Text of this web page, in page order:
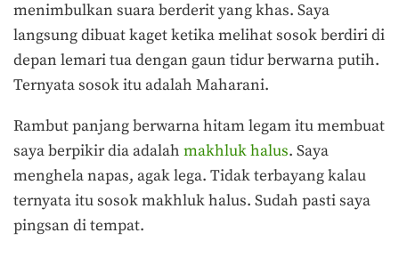
menimbulkan suara berderit yang khas. Saya
langsung dibuat kaget ketika melihat sosok berdiri di
depan lemari tua dengan gaun tidur berwarna putih.
Ternyata sosok itu adalah Maharani.
Rambut panjang berwarna hitam legam itu membuat
saya berpikir dia adalah makhluk halus. Saya
menghela napas, agak lega. Tidak terbayang kalau
ternyata itu sosok makhluk halus. Sudah pasti saya
pingsan di tempat.